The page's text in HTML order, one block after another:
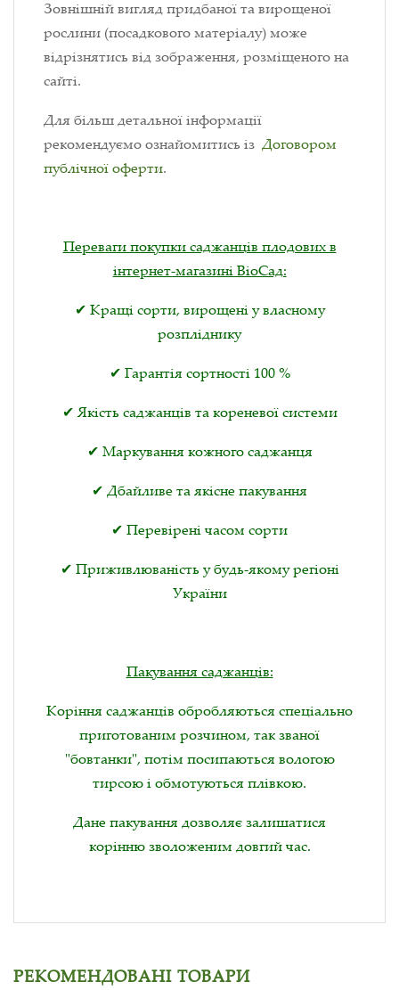
Зовнішній вигляд придбаної та вирощеної
рослини (посадкового матеріалу) може
відрізнятись від зображення, розміщеного на
сайті.
Для більш детальної інформації
рекомендуємо ознайомитись із Договором
публічної оферти.
Переваги покупки саджанців плодових в
інтернет-магазині ВіоСад:
✔ Кращі сорти, вирощені у власному
розпліднику
✔ Гарантія сортності 100 %
✔ Якість саджанців та кореневої системи
✔ Маркування кожного саджанця
✔ Дбайливе та якісне пакування
✔ Перевірені часом сорти
✔ Приживлюваність у будь-якому регіоні
України
Пакування саджанців:
Коріння саджанців обробляються спеціально
приготованим розчином, так званої
"бовтанки", потім посипаються вологою
тирсою і обмотуються плівкою.
Дане пакування дозволяє залишатися
корінню зволоженим довгий час.
РЕКОМЕНДОВАНІ ТОВАРИ